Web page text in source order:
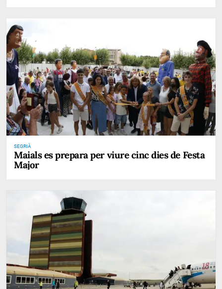
SEGRIÀ
Maials es prepara per viure cinc dies de Festa
Major